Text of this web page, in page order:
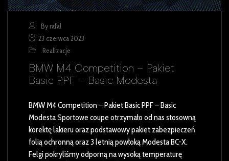
By rafal
23 czerwca 2023
Realizacje
BMW M4 Competition – Pakiet
Basic PPF – Basic Modesta
BMW M4 Competition – Pakiet Basic PPF – Basic
Modesta Sportowe coupe otrzymało od nas stosowną
korektę lakieru oraz podstawowy pakiet zabezpieczeń
folią ochronną oraz 3 letnią powłoką Modesta BC-X.
Felgi pokryliśmy odporną na wysoką temperaturę